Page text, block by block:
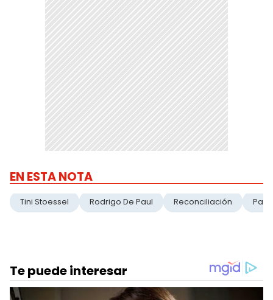
EN ESTA NOTA
Tini Stoessel Rodrigo De Paul Reconciliación